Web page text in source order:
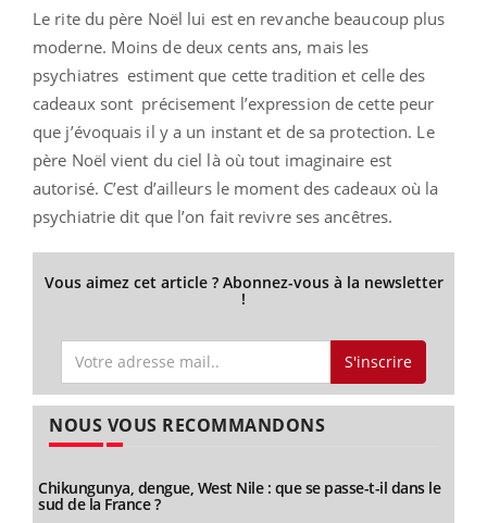
Le rite du père Noël lui est en revanche beaucoup plus
moderne. Moins de deux cents ans, mais les
psychiatres estiment que cette tradition et celle des
cadeaux sont précisement l’expression de cette peur
que j’évoquais il y a un instant et de sa protection. Le
père Noël vient du ciel là où tout imaginaire est
autorisé. C’est d’ailleurs le moment des cadeaux où la
psychiatrie dit que l’on fait revivre ses ancêtres.
Vous aimez cet article ? Abonnez-vous à la newsletter
!
S'inscrire
NOUS VOUS RECOMMANDONS
Chikungunya, dengue, West Nile : que se passe-t-il dans le
sud de la France ?